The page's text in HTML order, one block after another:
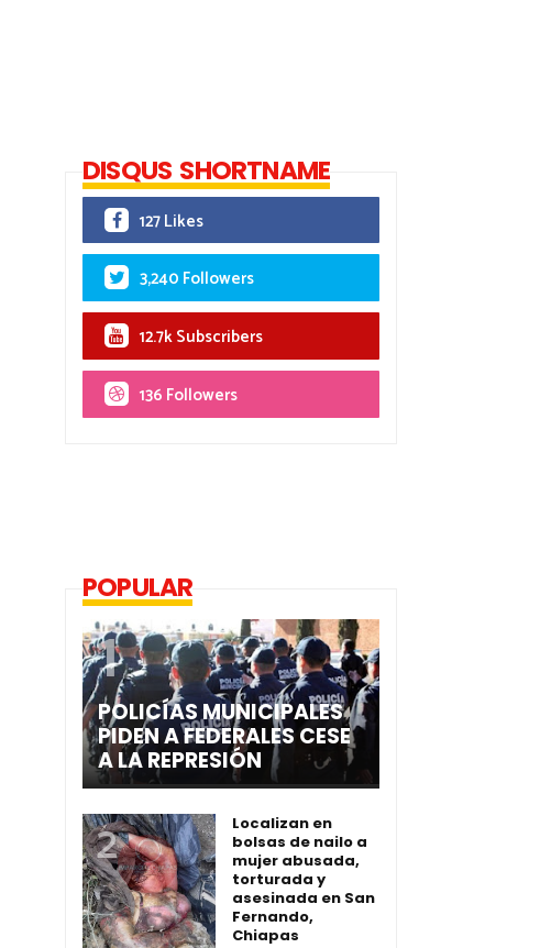
DISQUS SHORTNAME
127 Likes
3,240 Followers
12.7k Subscribers
136 Followers
POPULAR
POLICÍAS MUNICIPALES
PIDEN A FEDERALES CESE
A LA REPRESIÓN
Localizan en
bolsas de nailo a
mujer abusada,
torturada y
asesinada en San
Fernando,
Chiapas